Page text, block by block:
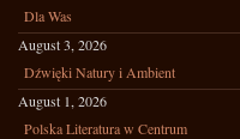
Dla Was
August 3, 2026
Dźwięki Natury i Ambient
August 1, 2026
Polska Literatura w Centrum